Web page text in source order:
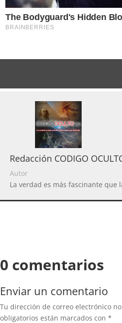
Redacción CODIGO
Autor
La verdad es más fascinante que
0 comentarios
Enviar un comentario
Tu dirección de correo electrónico
obligatorios están marcados con *